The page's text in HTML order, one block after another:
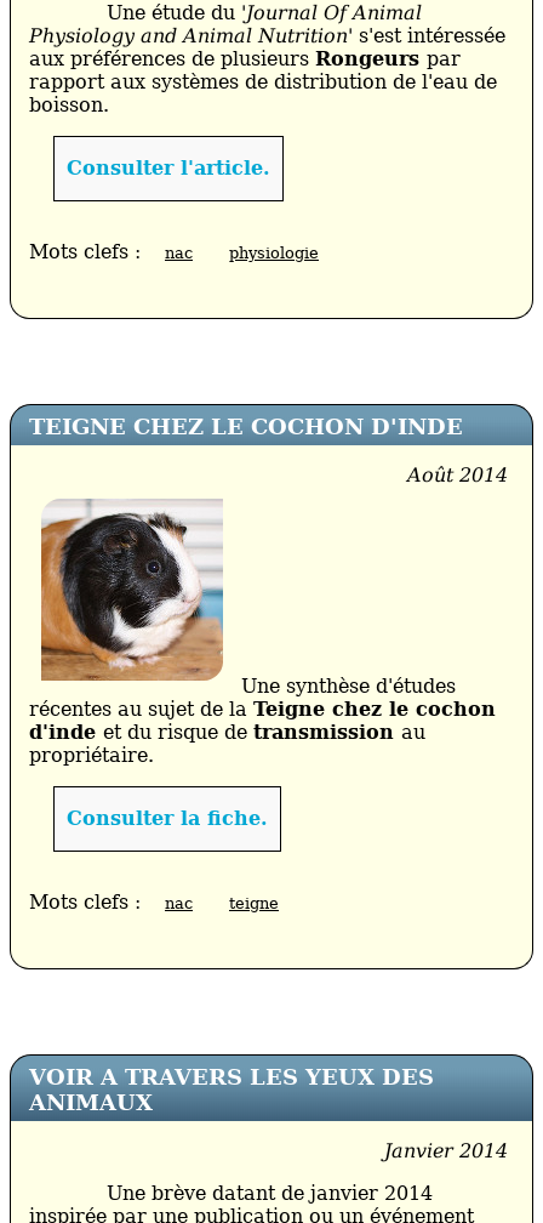
Une étude du 'Journal Of Animal
Physiology and Animal Nutrition' s'est intéressée
aux préférences de plusieurs Rongeurs par
rapport aux systèmes de distribution de l'eau de
boisson.
Consulter l'article.
Mots clefs : nac physiologie
TEIGNE CHEZ LE COCHON D'INDE
Août 2014
Une synthèse d'études
récentes au sujet de la Teigne chez le cochon
d'inde et du risque de transmission au
propriétaire.
Consulter la fiche.
Mots clefs : nac teigne
VOIR A TRAVERS LES YEUX DES
ANIMAUX
Janvier 2014
Une brève datant de janvier 2014
inspirée par une publication ou un événement